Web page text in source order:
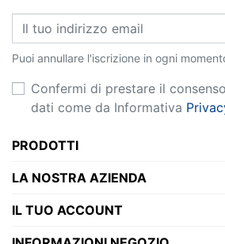
Puoi annullare l'iscrizione in ogni
Confermi di prestare il
dati come da Informativa
PRODOTTI
LA NOSTRA AZIENDA
IL TUO ACCOUNT